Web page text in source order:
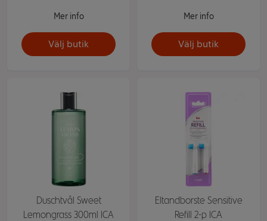
Mer info
Välj butik
Mer info
Välj butik
Duschtvål Sweet
Lemongrass 300ml ICA
Eltandborste Sensitive
Refill 2-p ICA